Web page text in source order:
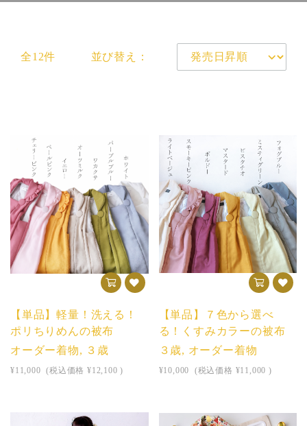
全12件 並び替え：
【単品】軽量！洗える！
ポリちりめんの被布
オーダー着物, ３歳
¥11,000 (税込価格 ¥12,100 )
【単品】７色から選べ
る！くすみカラーの被布
３歳, オーダー着物
¥10,000 (税込価格 ¥11,000 )